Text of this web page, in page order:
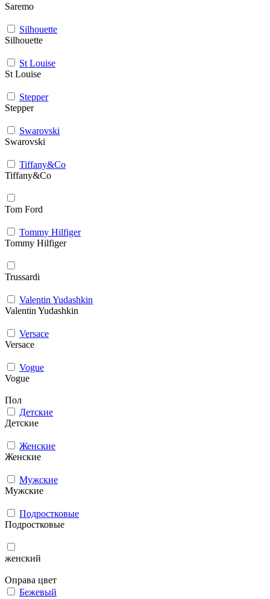
Saremo
Silhouette
Silhouette
St Louise
St Louise
Stepper
Stepper
Swarovski
Swarovski
Tiffany&Co
Tiffany&Co
Tom Ford
Tommy Hilfiger
Tommy Hilfiger
Trussardi
Valentin Yudashkin
Valentin Yudashkin
Versace
Versace
Vogue
Vogue
Пол
Детские
Детские
Женские
Женские
Мужcкие
Мужcкие
Подростковые
Подростковые
женский
Оправа цвет
Бежевый